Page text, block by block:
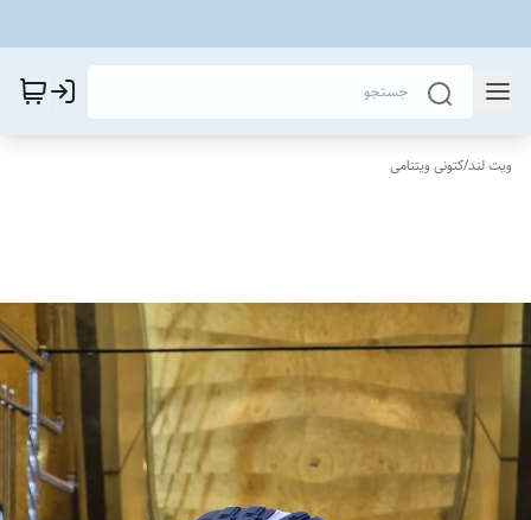
ویت لند/کتونی ویتنامی